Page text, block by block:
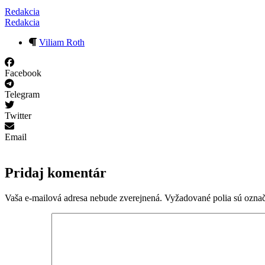
Redakcia
Redakcia
Viliam Roth
Facebook
Telegram
Twitter
Email
Pridaj komentár
Vaša e-mailová adresa nebude zverejnená. Vyžadované polia sú